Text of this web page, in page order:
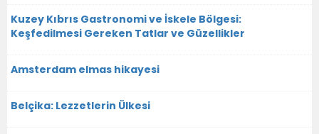
Kuzey Kıbrıs Gastronomi ve İskele Bölgesi:
Keşfedilmesi Gereken Tatlar ve Güzellikler
Amsterdam elmas hikayesi
Belçika: Lezzetlerin Ülkesi